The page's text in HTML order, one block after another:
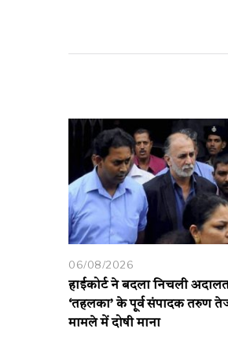
06/08/2026
हाईकोर्ट ने बदला निचली
‘तहलका’ के पूर्व संपादक तरुण
मामले में दोषी माना